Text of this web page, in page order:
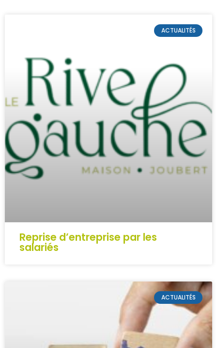
ACTUALITÉS
Reprise d’entreprise par les
salariés
ACTUALITÉS